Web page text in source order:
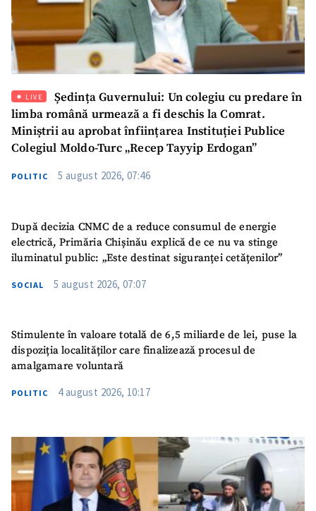
SUSȚINE
LIVE
Ședința Guvernului: Un colegiu cu predare în
limba română urmează a fi deschis la Comrat.
Miniștrii au aprobat înființarea Instituției Publice
Colegiul Moldo-Turc „Recep Tayyip Erdogan”
POLITIC 5 august 2026, 07:46
După decizia CNMC de a reduce consumul de energie
electrică, Primăria Chișinău explică de ce nu va stinge
iluminatul public: „Este destinat siguranței cetățenilor”
SOCIAL 5 august 2026, 07:07
Stimulente în valoare totală de 6,5 miliarde de lei, puse la
dispoziția localităților care finalizează procesul de
amalgamare voluntară
POLITIC 4 august 2026, 10:17